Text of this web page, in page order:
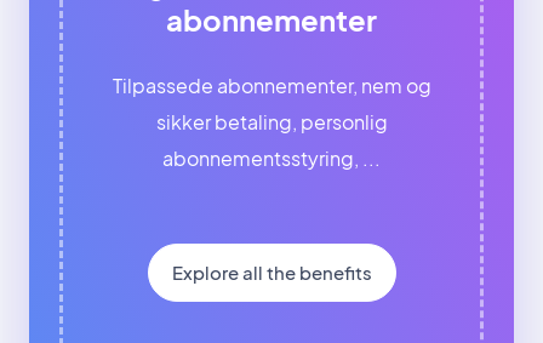
abonnementer
Tilpassede abonnementer, nem og
sikker betaling, personlig
abonnementsstyring, ...
Explore all the benefits